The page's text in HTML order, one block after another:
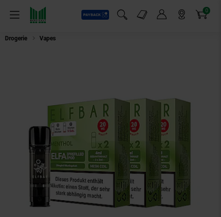
Menü
Payback
Suchfeld einblenden
Markt-Angebote 0
Artikel
Drogerie Vapes